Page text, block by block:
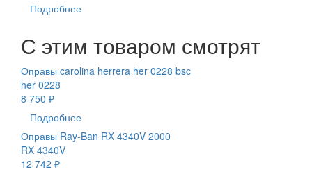
Подробнее
С этим товаром смотрят
Оправы carolina herrera her 0228 bsc
her 0228
8 750 ₽
Подробнее
Оправы Ray-Ban RX 4340V 2000
RX 4340V
12 742 ₽